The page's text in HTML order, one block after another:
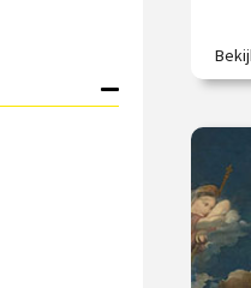
Is dit
/